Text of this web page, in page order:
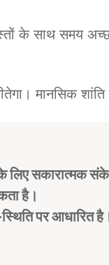
के साथ समय
मानसिक
लिए सकारात्मक
है।
पर आधारित